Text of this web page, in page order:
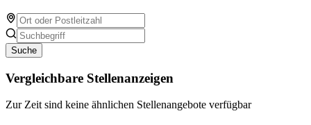
Suche
Vergleichbare Stellenanzeigen
Zur Zeit sind keine ähnlichen Stellenangebote verfügbar